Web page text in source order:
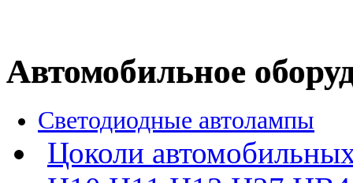
Автомобильное
Светодиодные автолампы
Цоколи